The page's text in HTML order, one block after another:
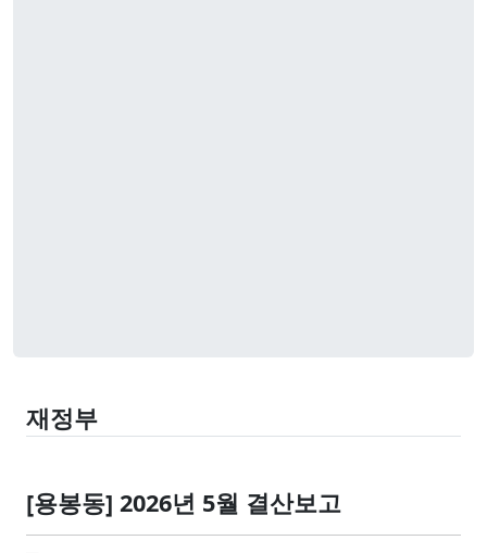
재정부
[용봉동] 2026년 5월 결산보고